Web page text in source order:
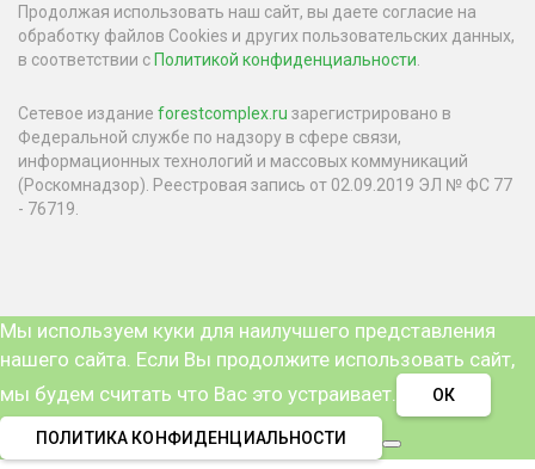
Продолжая использовать наш сайт, вы даете согласие на
обработку файлов Cookies и других пользовательских данных,
в соответствии сПолитикой конфиденциальности
Сетевое издание forestcomplex.ru зарегистрировано в
Федеральной службе по надзору в сфере связи,
информационных технологий и массовых коммуникаций
(Роскомнадзор). Реестровая запись от 02.09.2019 ЭЛ № ФС 77
- 76719.
Мы используем куки для наилучшего представления
нашего сайта. Если Вы продолжите использовать сайт,
мы будем считать что Вас это устраивает.
ОК
ПОЛИТИКА КОНФИДЕНЦИАЛЬНОСТИ